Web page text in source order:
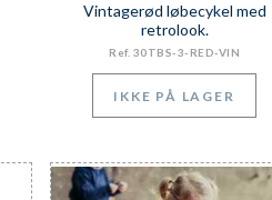
Vintagerød løbecykel med
retrolook.
Ref. 30TBS-3-RED-VIN